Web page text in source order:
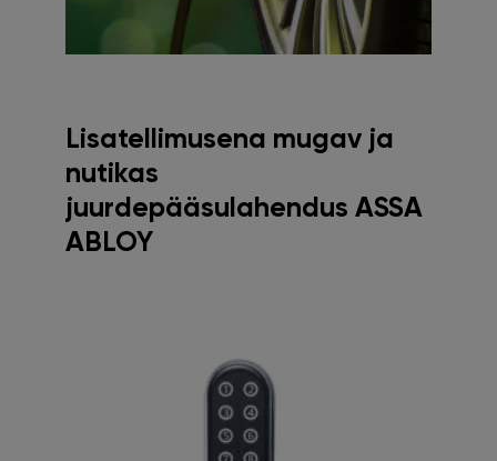
Lisatellimusena mugav ja
nutikas
juurdepääsulahendus ASSA
ABLOY